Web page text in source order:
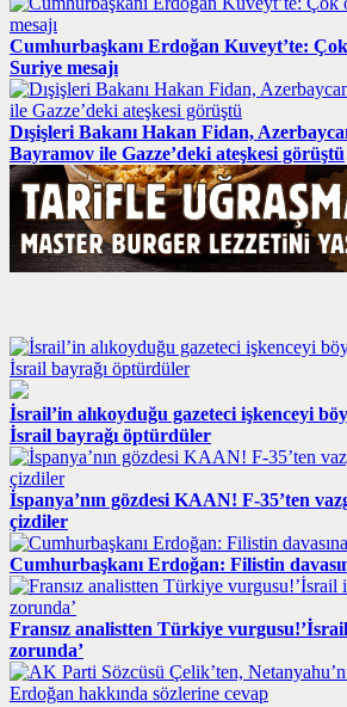
Cumhurbaşkanı Erdoğan Kuveyt’te:
Suriye mesajı
Dışişleri Bakanı Hakan Fidan,
Bayramov ile Gazze’deki ateşkesi görüştü
İsrail’in alıkoyduğu gazeteci işkenceyi
İsrail bayrağı öptürdüler
İspanya’nın gözdesi KAAN! F-35’ten
çizdiler
Cumhurbaşkanı Erdoğan: Filistin
Fransız analistten Türkiye
zorunda’